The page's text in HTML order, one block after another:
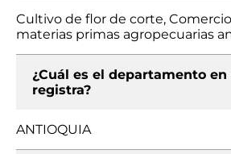
Cultivo de flor de corte,
materias primas agropecuarias
¿Cuál es el departamento en
registra?
ANTIOQUIA